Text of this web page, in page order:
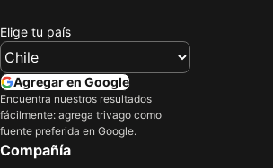
Elige tu país
Agregar en Google
Encuentra nuestros resultados
fácilmente: agrega trivago como
fuente preferida en Google.
Compañía